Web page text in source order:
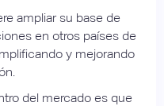
ampliar su base de
en otros países de
y mejorando
del mercado es que